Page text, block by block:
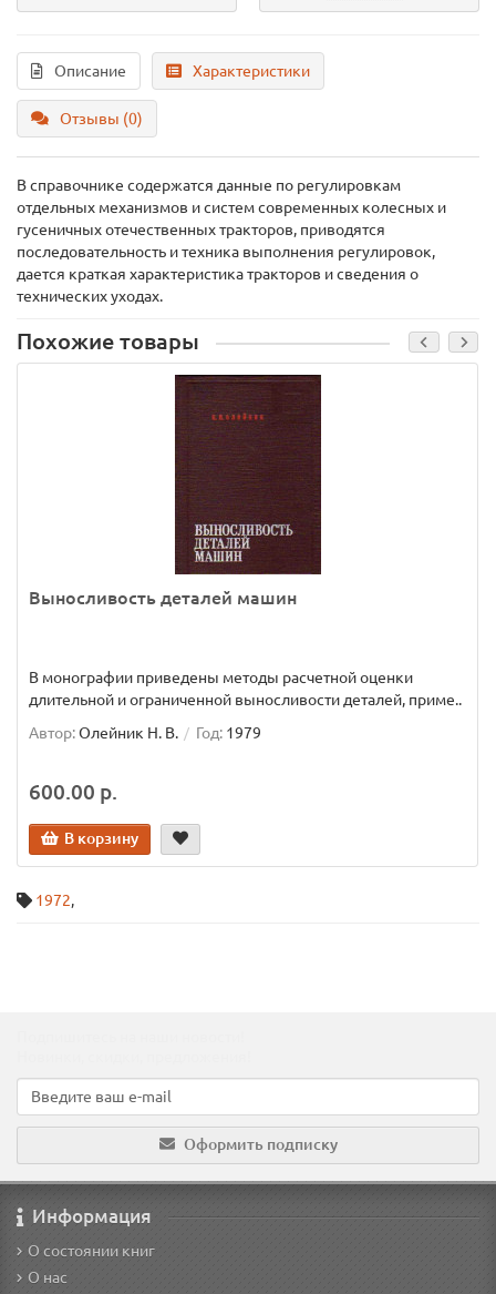
Описание Характеристики
Отзывы (0)
В справочнике содержатся данные по регулировкам
отдельных механизмов и систем современных колесных и
гусеничных отечественных тракторов, приводятся
последовательность и техника выполнения регулировок,
дается краткая характеристика тракторов и сведения о
технических уходах.
Похожие товары
Выносливость деталей машин
В монографии приведены методы расчетной оценки
длительной и ограниченной выносливости деталей, приме..
Автор:Олейник Н. В. Год: 1979
600.00 р.
В корзину
1972,
Оформить подписку
Информация
О состоянии книг
О нас